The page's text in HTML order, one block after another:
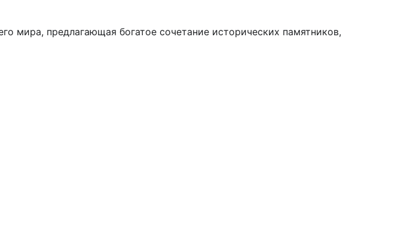
мира, предлагающая богатое сочетание исторических памятников,